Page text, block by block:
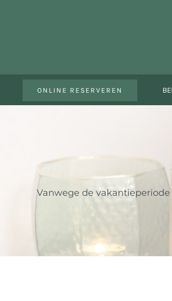
ONLINE RESERVEREN
Vanwege de